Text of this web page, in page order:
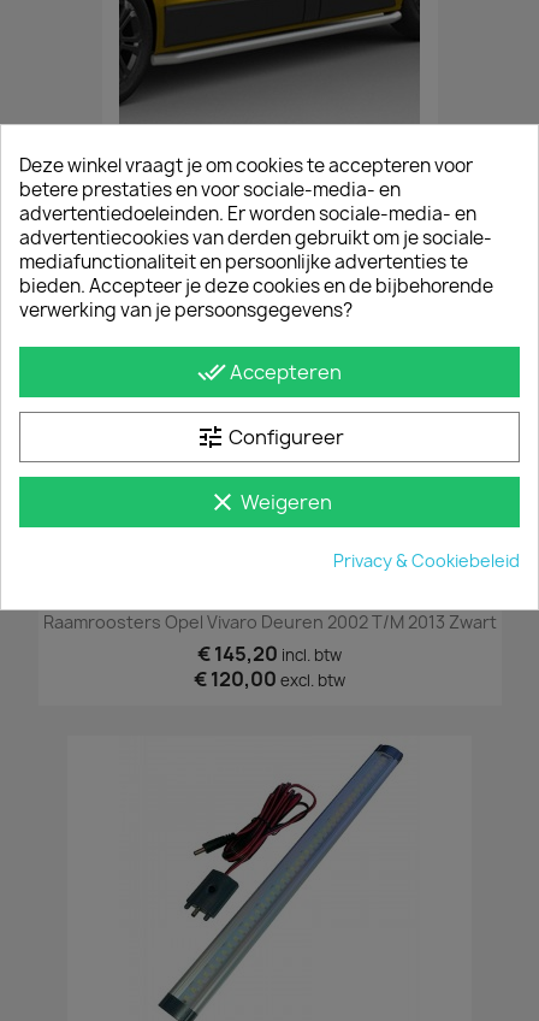
Sidebars Mat Opel Vivaro 2002 T/m 2013
€ 393,25incl. btw
vanaf€ 325,00excl. btw
Raamroosters Opel Vivaro Deuren 2002 T/m 2013 Zwart
€ 145,20 incl. btw
€ 120,00 excl. btw
Deze winkel vraagt je om cookies te accepteren voor
betere prestaties en voor sociale-media- en
advertentiedoeleinden. Er worden sociale-media- en
advertentiecookies van derden gebruikt om je sociale-
mediafunctionaliteit en persoonlijke advertenties te
bieden. Accepteer je deze cookies en de bijbehorende
verwerking van je persoonsgegevens?
done_allAccepteren
tune Configureer
clear Weigeren
Privacy & Cookiebeleid